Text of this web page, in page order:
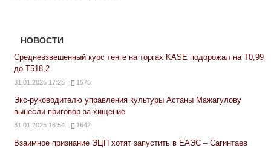
НОВОСТИ
Средневзвешенный курс тенге на торгах KASE подорожал на Т0,99
до Т518,2
31.01.2025 17:25 1575
Экс-руководителю управления культуры Астаны Мажагулову
вынесли приговор за хищение
31.01.2025 16:54 1642
Взаимное признание ЭЦП хотят запустить в ЕАЭС – Сагинтаев